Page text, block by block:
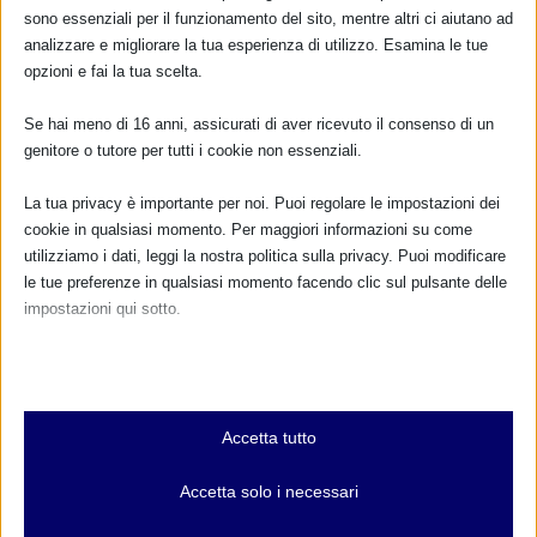
... oppure inserisci i tuoi dati:
Indirizzo email:
Privacy: acconsento al trattamento dei miei dati
sono essenziali per il funzionamento del sito, mentre altri ci aiutano ad
analizzare e migliorare la tua esperienza di utilizzo. Esamina le tue
opzioni e fai la tua scelta.
Se hai meno di 16 anni, assicurati di aver ricevuto il consenso di un
genitore o tutore per tutti i cookie non essenziali.
La tua privacy è importante per noi. Puoi regolare le impostazioni dei
cookie in qualsiasi momento. Per maggiori informazioni su come
utilizziamo i dati, leggi la nostra politica sulla privacy. Puoi modificare
le tue preferenze in qualsiasi momento facendo clic sul pulsante delle
impostazioni qui sotto.
Essenziali
I cookie e i servizi essenziali abilitano le funzioni di base e sono
e servizi non richiedono il consenso dell'utente secondo il GDPR.
Accetta tutto
Accetta solo i necessari